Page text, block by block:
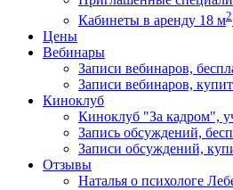
Кабинеты в аренду 18 м2
Цены
Вебинары
Записи вебинаров,
Записи вебинаров,
Киноклуб
Киноклуб "За кадром",
Запись обсуждений,
Записи обсуждений,
Отзывы
Наталья о психологе